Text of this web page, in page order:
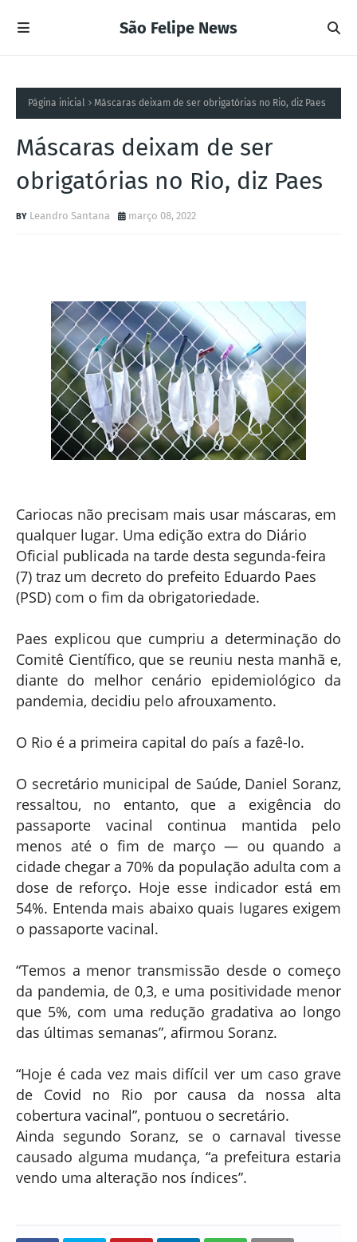
São Felipe News
Página inicial Máscaras deixam de ser obrigatórias no Rio, diz Paes
Máscaras deixam de ser
obrigatórias no Rio, diz Paes
Leandro Santana março 08, 2022
Cariocas não precisam mais usar máscaras, em
qualquer lugar. Uma edição extra do Diário
Oficial publicada na tarde desta segunda-feira
(7) traz um decreto do prefeito Eduardo Paes
(PSD) com o fim da obrigatoriedade.
Paes explicou que cumpriu a determinação do
Comitê Científico, que se reuniu nesta manhã e,
diante do melhor cenário epidemiológico da
pandemia, decidiu pelo afrouxamento.
O Rio é a primeira capital do país a fazê-lo.
O secretário municipal de Saúde, Daniel Soranz,
ressaltou, no entanto, que a exigência do
passaporte vacinal continua mantida pelo
menos até o fim de março — ou quando a
cidade chegar a 70% da população adulta com a
dose de reforço. Hoje esse indicador está em
54%. Entenda mais abaixo quais lugares exigem
o passaporte vacinal.
“Temos a menor transmissão desde o começo
da pandemia, de 0,3, e uma positividade menor
que 5%, com uma redução gradativa ao longo
das últimas semanas”, afirmou Soranz.
“Hoje é cada vez mais difícil ver um caso grave
de Covid no Rio por causa da nossa alta
cobertura vacinal”, pontuou o secretário.
Ainda segundo Soranz, se o carnaval tivesse
causado alguma mudança, “a prefeitura estaria
vendo uma alteração nos índices”.